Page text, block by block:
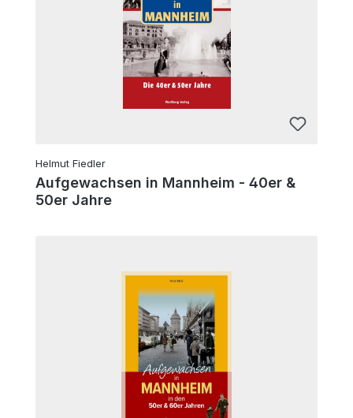
Helmut Fiedler
Aufgewachsen in Mannheim - 40er &
50er Jahre